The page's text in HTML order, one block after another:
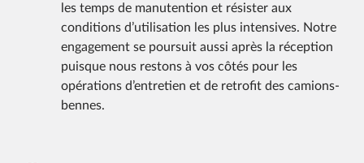
les temps de manutention et résister aux
conditions d’utilisation les plus intensives. Notre
engagement se poursuit aussi après la réception
puisque nous restons à vos côtés pour les
opérations d’entretien et de retrofit des camions-
bennes.